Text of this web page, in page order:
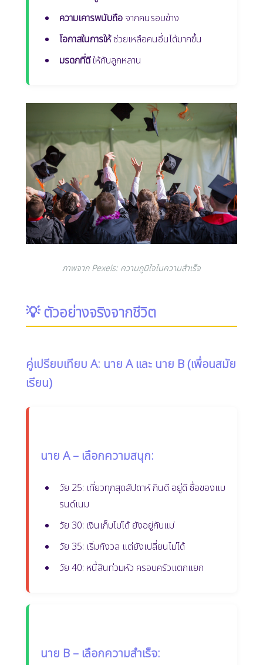
ความเคารพนับถือ จากคนรอบข้าง
โอกาสในการให้ช่วยเหลือคนอื่นได้มากขึ้น
มรดกที่ดีให้กับลูกหลาน
ภาพจาก Pexels: ความภูมิใจในความสำเร็จ
💡 ตัวอย่างจริงจากชีวิต
คู่เปรียบเทียบ A: นาย A และ นาย B (เพื่อนสมัย
เรียน)
นาย A – เลือกความสนุก:
วัย 25: เที่ยวทุกสุดสัปดาห์ กินดี อยู่ดี ซื้อของแบ
รนด์เนม
วัย 30: เงินเก็บไม่ได้ ยังอยู่กับแม่
วัย 35: เริ่มกังวล แต่ยังเปลี่ยนไม่ได้
วัย 40: หนี้สินท่วมหัว ครอบครัวแตกแยก
นาย B – เลือกความสำเร็จ: